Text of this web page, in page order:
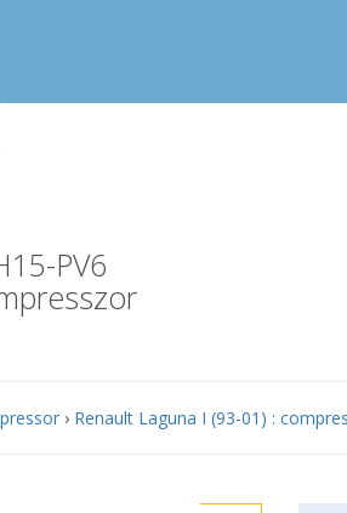
Hívjon!
PV6
› Renault Laguna I (93-01) :